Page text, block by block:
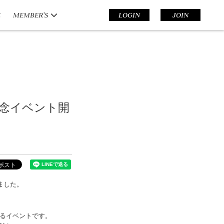
MEMBER’S LOGIN JOIN
イベント開
た。
ベントです。